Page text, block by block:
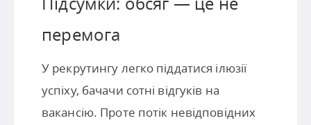
перемога
У рекрутингу легко піддатися ілюзії
успіху, бачачи сотні відгуків на
вакансію. Проте потік невідповідних